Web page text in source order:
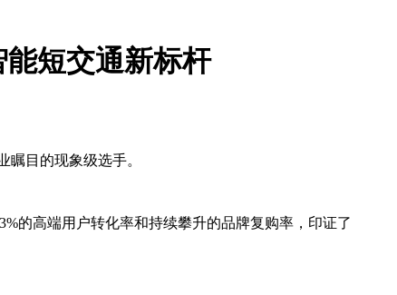
短交通新标杆
目的现象级选手。
的高端用户转化率和持续攀升的品牌复购率，印证了